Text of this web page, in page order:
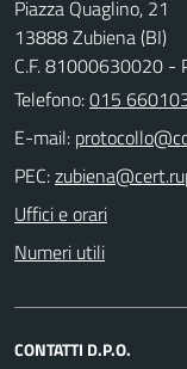
Piazza Quaglino, 21
13888 Zubiena (BI)
C.F. 81000630020 -
Telefono:015
E-mail:
PEC:
Uffici e orari
Numeri utili
CONTATTI D.P.O.